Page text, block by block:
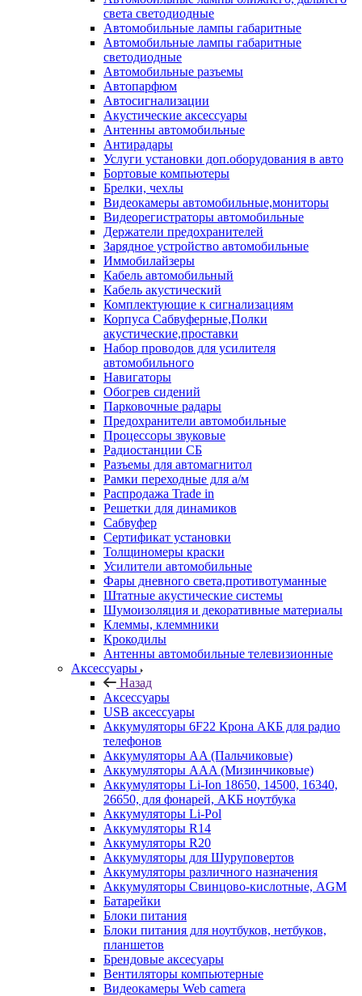
света светодиодные
Автомобильные лампы габаритные
Автомобильные лампы габаритные
светодиодные
Автомобильные разъемы
Автопарфюм
Автосигнализации
Акустические аксессуары
Антенны автомобильные
Антирадары
Услуги установки доп.оборудования в авто
Бортовые компьютеры
Брелки, чехлы
Видеокамеры автомобильные,мониторы
Видеорегистраторы автомобильные
Держатели предохранителей
Зарядное устройство автомобильные
Иммобилайзеры
Кабель автомобильный
Кабель акустический
Комплектующие к сигнализациям
Корпуса Сабвуферные,Полки
акустические,проставки
Набор проводов для усилителя
автомобильного
Навигаторы
Обогрев сидений
Парковочные радары
Предохранители автомобильные
Процессоры звуковые
Радиостанции СБ
Разъемы для автомагнитол
Рамки переходные для а/м
Распродажа Trade in
Решетки для динамиков
Сабвуфер
Сертификат установки
Толщиномеры краски
Усилители автомобильные
Фары дневного света,противотуманные
Штатные акустические системы
Шумоизоляция и декоративные материалы
Клеммы, клеммники
Крокодилы
Антенны автомобильные телевизионные
Аксессуары
Назад
Аксессуары
USB аксессуары
Аккумуляторы 6F22 Крона АКБ для радио
телефонов
Аккумуляторы AA (Пальчиковые)
Аккумуляторы AAA (Мизинчиковые)
Аккумуляторы Li-Ion 18650, 14500, 16340,
26650, для фонарей, АКБ ноутбука
Аккумуляторы Li-Pol
Аккумуляторы R14
Аккумуляторы R20
Аккумуляторы для Шуруповертов
Аккумуляторы различного назначения
Аккумуляторы Свинцово-кислотные, AGM
Батарейки
Блоки питания
Блоки питания для ноутбуков, нетбуков,
планшетов
Брендовые аксесуары
Вентиляторы компьютерные
Видеокамеры Web camera